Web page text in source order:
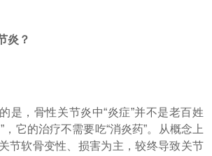
炎？
，骨性关节炎中“炎症”并不是老百姓
，它的治疗不需要吃“消炎药”。从概念上
节软骨变性、损害为主，较终导致关节